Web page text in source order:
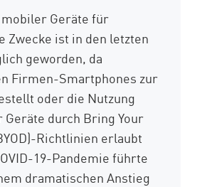
Geräte für
Zwecke ist in den letzten
geworden, da
Firmen-Smartphones zur
oder die Nutzung
durch Bring Your
Richtlinien erlaubt
19-Pandemie führte
dramatischen Anstieg